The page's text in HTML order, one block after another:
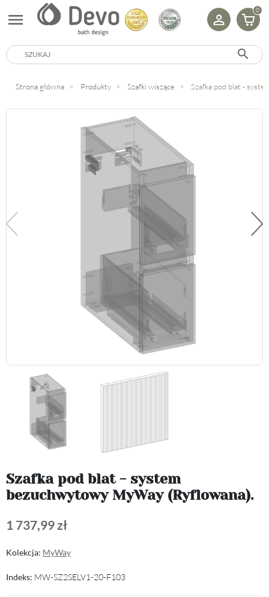
menu 0
search
Strona główna Produkty Szafki wiszące Szafka pod blat -
Poprzedni
Szafka pod blat - system
bezuchwytowy MyWay (Ryflowana).
1 737,99 zł
Kolekcja: MyWay
Indeks: MW-SZ2SELV1-20-F103